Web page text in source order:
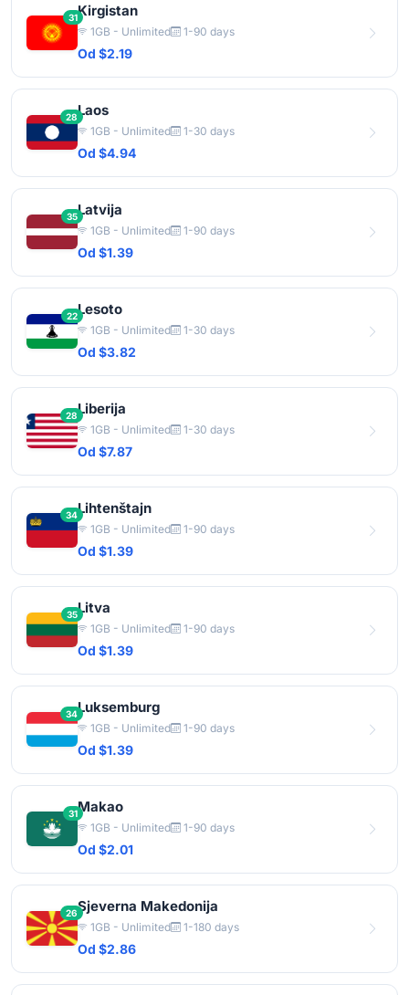
31Kirgistan
1GB - Unlimited 1-90 days
Od $2.19
28Laos
1GB - Unlimited 1-30 days
Od $4.94
35Latvija
1GB - Unlimited 1-90 days
Od $1.39
22Lesoto
1GB - Unlimited 1-30 days
Od $3.82
28Liberija
1GB - Unlimited 1-30 days
Od $7.87
34Lihtenštajn
1GB - Unlimited 1-90 days
Od $1.39
35Litva
1GB - Unlimited 1-90 days
Od $1.39
34Luksemburg
1GB - Unlimited 1-90 days
Od $1.39
31Makao
1GB - Unlimited 1-90 days
Od $2.01
26Sjeverna Makedonija
1GB - Unlimited 1-180 days
Od $2.86